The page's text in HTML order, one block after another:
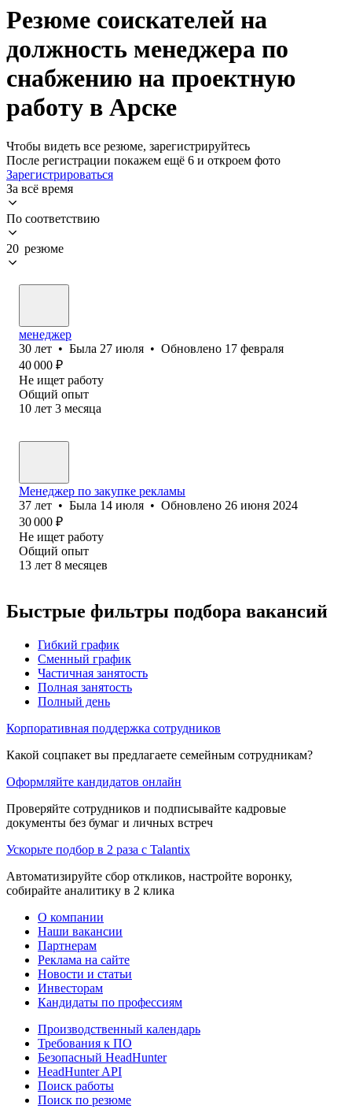
Резюме соискателей на
должность менеджера по
снабжению на проектную
работу в Арске
Чтобы видеть все резюме, зарегистрируйтесь
После регистрации покажем ещё 6 и откроем фото
Зарегистрироваться
За всё время
По соответствию
20 резюме
менеджер
30 лет • Была 27 июля • Обновлено 17 февраля
40 000 ₽
Не ищет работу
Общий опыт
10 лет 3 месяца
Менеджер по закупке рекламы
37 лет • Была 14 июля • Обновлено 26 июня 2024
30 000 ₽
Не ищет работу
Общий опыт
13 лет 8 месяцев
Быстрые фильтры подбора вакансий
Гибкий график
Сменный график
Частичная занятость
Полная занятость
Полный день
Корпоративная поддержка сотрудников
Какой соцпакет вы предлагаете семейным сотрудникам?
Оформляйте кандидатов онлайн
Проверяйте сотрудников и подписывайте кадровые
документы без бумаг и личных встреч
Ускорьте подбор в 2 раза с Talantix
Автоматизируйте сбор откликов, настройте воронку,
собирайте аналитику в 2 клика
О компании
Наши вакансии
Партнерам
Реклама на сайте
Новости и статьи
Инвесторам
Кандидаты по профессиям
Производственный календарь
Требования к ПО
Безопасный HeadHunter
HeadHunter API
Поиск работы
Поиск по резюме